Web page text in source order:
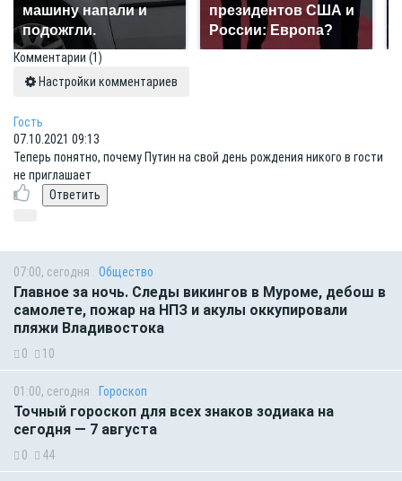
машину напали и
подожгли.
президентов США и
России: Европа?
Комментарии (1)
Настройки комментариев
Гость
07.10.2021 09:13
Теперь понятно, почему Путин на свой день рождения никого в гости
не приглашает
07:00, сегодня Общество
Главное за ночь. Следы викингов в Муроме, дебош в
самолете, пожар на НПЗ и акулы оккупировали
пляжи Владивостока
0 10
01:00, сегодня Гороскоп
Точный гороскоп для всех знаков зодиака на
сегодня — 7 августа
0 44